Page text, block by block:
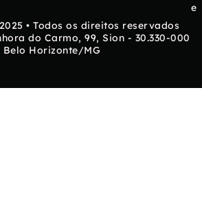
e
• Todos os direitos reservados
do Carmo, 99, Sion - 30.330-000
Belo Horizonte/MG